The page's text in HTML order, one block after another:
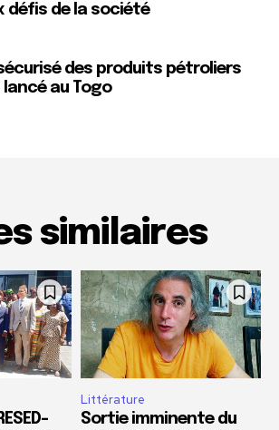
défis de la société
des produits pétroliers
au Togo
similaires
Littérature
Sortie imminente du